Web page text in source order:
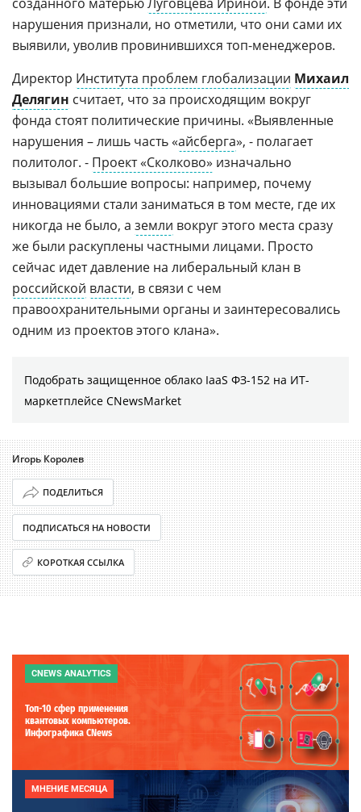
нарушения признали, но отметили, что они сами их
выявили, уволив провинившихся топ-менеджеров.
Директор Института проблем глобализации Михаил
Делягин считает, что за происходящим вокруг
фонда стоят политические причины. «Выявленные
нарушения – лишь часть «айсберга», - полагает
политолог. - Проект «Сколково» изначально
вызывал большие вопросы: например, почему
инновациями стали заниматься в том месте, где их
никогда не было, а земли вокруг этого места сразу
же были раскуплены частными лицами. Просто
сейчас идет давление на либеральный клан в
российской власти, в связи с чем
правоохранительными органы и заинтересовались
одним из проектов этого клана».
Подобрать защищенное облако IaaS ФЗ-152 на ИТ-
маркетплейсе CNewsMarket
Игорь Королев
ПОДЕЛИТЬСЯ
ПОДПИСАТЬСЯ НА НОВОСТИ
КОРОТКАЯ ССЫЛКА
CNEWS ANALYTICS
Топ-10 сфер применения
квантовых компьютеров.
Инфографика CNews
МНЕНИЕ МЕСЯЦА